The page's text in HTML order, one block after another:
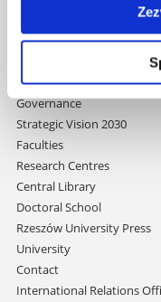
35-959
Skip
navigation
Governance
Strategic Vision 2030
Faculties
Research Centres
Central Library
Doctoral School
Rzeszów University Press
University
Contact
International Relations